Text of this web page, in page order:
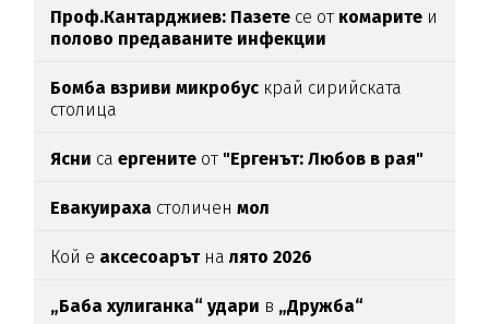
Проф.Кантарджиев: Пазете се от комарите и
полово предаваните инфекции
Бомба взриви микробус край сирийската
столица
Ясни са ергените от "Ергенът: Любов в рая"
Евакуираха столиченмол
Кой е аксесоарътналято 2026
„Баба хулиганка“ удари в „Дружба“